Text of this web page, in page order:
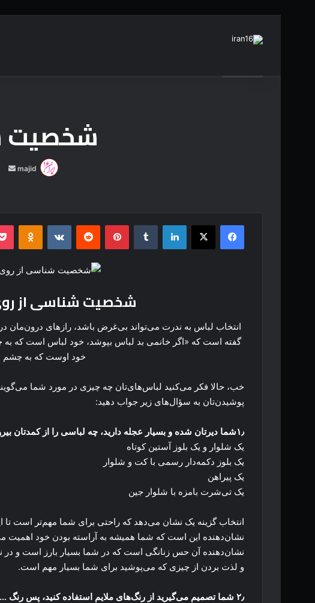
شخصیت
majid
فیس بوک لینکدین ‫پین‌ترست ‫رددیت
شخصیت شناسی از
انتخاب لباس به ندرت می‌تواند بی‌غرض باشد، رازهای
گفته است که «اگر خانمی بد لباس بپوشد، خود لباس است که
خود اوست که به چشم
خب، حالا فکر می‌کنید لباس‌های‌تان چه چیزی در مورد شما
پوشیدن‌تان به سؤال‌های زیر جواب دهید:
۱٫شما دیرتان شده و بسیار عجله دارید، چه لباسی را از کمدتان بیرون می‌کشید؟
یک شلوار و یک بلوز آستین کوتاه
یک بلوز دکمه‌دار رسمی با کت و شلوار
یک پیراهن
یک تی‌شرت بامزه با شلوار جین
و لذت بردن از چیزی که می‌پوشید برای شما بسیار مهم است.
۲٫ شما تصمیم می‌گیرید از رنگ‌های ملایم استفاده کنید، پس رنگ … را انتخاب می‌کنید.